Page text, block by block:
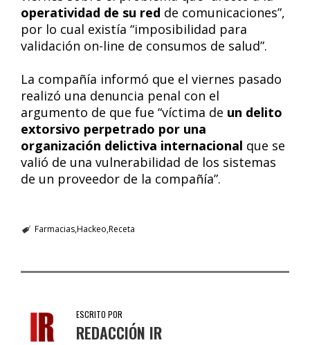
operatividad de su red de comunicaciones”,
por lo cual existía “imposibilidad para
validación on-line de consumos de salud”.
La compañía informó que el viernes pasado
realizó una denuncia penal con el
argumento de que fue “víctima de un delito
extorsivo perpetrado por una
organización delictiva internacional que se
valió de una vulnerabilidad de los sistemas
de un proveedor de la compañía”.
FarmaciasHackeo Receta
ESCRITO POR
REDACCIÓN IR